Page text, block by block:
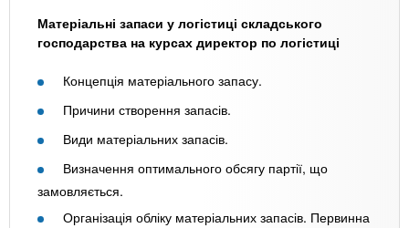
Матеріальні запаси у логістиці складського
господарства на курсах директор по логістиці
Концепція матеріального запасу.
Причини створення запасів.
Види матеріальних запасів.
Визначення оптимального обсягу партії, що
замовляється.
Організація обліку матеріальних запасів. Первинна